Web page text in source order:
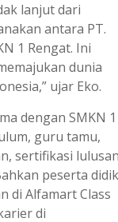
lanjut dari
antara PT.
1 Rengat. Ini
dunia
ujar Eko.
dengan SMKN 1
guru tamu,
sertifikasi lulusan
peserta
di Alfamart Class
di